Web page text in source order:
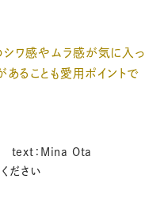
シワ感やムラ感が気に入っ
ることも愛用ポイントで
text：Mina Ota
ださい